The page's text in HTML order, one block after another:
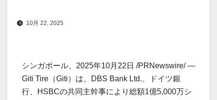
10月 22, 2025
シンガポール、2025年10月22日 /PRNewswire/ —
Giti Tire（Giti）は、DBS Bank Ltd.、ドイツ銀
行、HSBCの共同主幹事により総額1億5,000万シ